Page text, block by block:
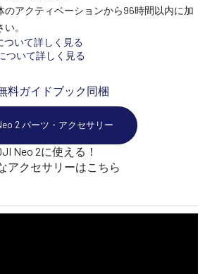
のアクティベーションから96時間以内に加
。
ついて詳しく見る
ついて詳しく見る
2 パーツ・アクセサリー
Neo 2に使える！
アクセサリーはこちら